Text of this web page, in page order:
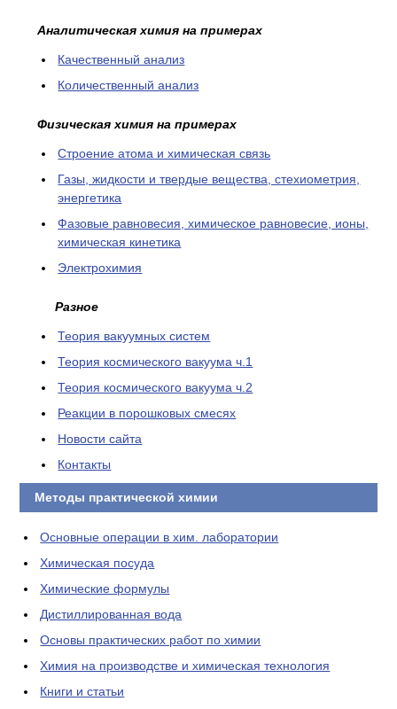
Аналитическая химия на примерах
Качественный анализ
Количественный анализ
Физическая химия на примерах
Cтроение атома и химическая связь
Газы, жидкости и твердые вещества, стехиометрия,
энергетика
Фазовые равновесия, химическое равновесие, ионы,
химическая кинетика
Электрохимия
Разное
Теория вакуумных систем
Теория космического вакуума ч.1
Теория космического вакуума ч.2
Реакции в порошковых смесях
Новости сайта
Контакты
Методы практической химии
Основные операции в хим. лаборатории
Химическая посуда
Химические формулы
Дистиллированная вода
Основы практических работ по химии
Химия на производстве и химическая технология
Книги и статьи